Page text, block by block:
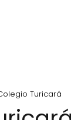
Turicará